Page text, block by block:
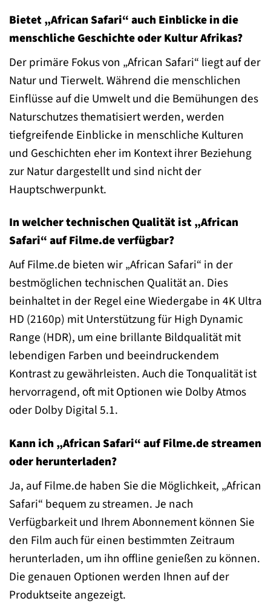
Bietet „African Safari“ auch Einblicke in die
menschliche Geschichte oder Kultur Afrikas?
Der primäre Fokus von „African Safari“ liegt auf der
Natur und Tierwelt. Während die menschlichen
Einflüsse auf die Umwelt und die Bemühungen des
Naturschutzes thematisiert werden, werden
tiefgreifende Einblicke in menschliche Kulturen
und Geschichten eher im Kontext ihrer Beziehung
zur Natur dargestellt und sind nicht der
Hauptschwerpunkt.
In welcher technischen Qualität ist „African
Safari“ auf Filme.de verfügbar?
Auf Filme.de bieten wir „African Safari“ in der
bestmöglichen technischen Qualität an. Dies
beinhaltet in der Regel eine Wiedergabe in 4K Ultra
HD (2160p) mit Unterstützung für High Dynamic
Range (HDR), um eine brillante Bildqualität mit
lebendigen Farben und beeindruckendem
Kontrast zu gewährleisten. Auch die Tonqualität ist
hervorragend, oft mit Optionen wie Dolby Atmos
oder Dolby Digital 5.1.
Kann ich „African Safari“ auf Filme.de streamen
oder herunterladen?
Ja, auf Filme.de haben Sie die Möglichkeit, „African
Safari“ bequem zu streamen. Je nach
Verfügbarkeit und Ihrem Abonnement können Sie
den Film auch für einen bestimmten Zeitraum
herunterladen, um ihn offline genießen zu können.
Die genauen Optionen werden Ihnen auf der
Produktseite angezeigt.